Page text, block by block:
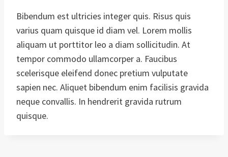
Bibendum est ultricies integer quis. Risus quis
varius quam quisque id diam vel. Lorem mollis
aliquam ut porttitor leo a diam sollicitudin. At
tempor commodo ullamcorper a. Faucibus
scelerisque eleifend donec pretium vulputate
sapien nec. Aliquet bibendum enim facilisis gravida
neque convallis. In hendrerit gravida rutrum
quisque.